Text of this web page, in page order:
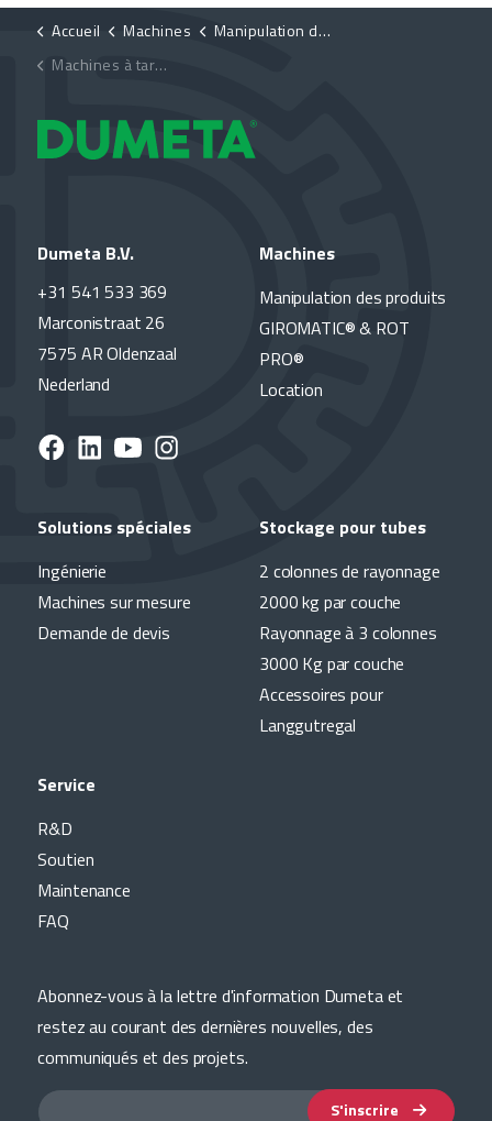
Accueil Machines
Manipulation des produits
Machines à tarauder
Dumeta B.V.
+31 541 533 369
Marconistraat 26
7575 AR Oldenzaal
Nederland
Machines
Manipulation des produits
GIROMATIC® & ROT
PRO®
Location
Solutions spéciales
Ingénierie
Machines sur mesure
Demande de devis
Stockage pour tubes
2 colonnes de rayonnage
2000 kg par couche
Rayonnage à 3 colonnes
3000 Kg par couche
Accessoires pour
Langgutregal
Service
R&D
Soutien
Maintenance
FAQ
Abonnez-vous à la lettre d'information Dumeta et
restez au courant des dernières nouvelles, des
communiqués et des projets.
S'inscrire